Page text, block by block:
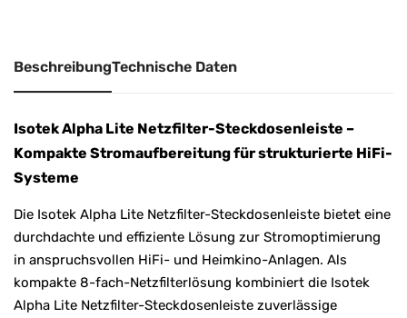
BeschreibungTechnische Daten
Isotek Alpha Lite Netzfilter-Steckdosenleiste –
Kompakte Stromaufbereitung für strukturierte HiFi-
Systeme
Die Isotek Alpha Lite Netzfilter-Steckdosenleiste bietet eine
durchdachte und effiziente Lösung zur Stromoptimierung
in anspruchsvollen HiFi- und Heimkino-Anlagen. Als
kompakte 8-fach-Netzfilterlösung kombiniert die Isotek
Alpha Lite Netzfilter-Steckdosenleiste zuverlässige